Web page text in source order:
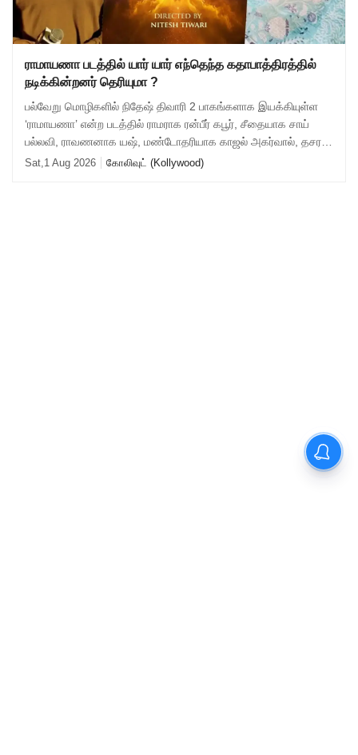
ராமாயணா படத்தில் யார் யார் எந்தெந்த கதாபாத்திரத்தில்
நடிக்கின்றனர் தெரியுமா ?
பல்வேறு மொழிகளில் நிதேஷ் திவாரி 2 பாகங்களாக இயக்கியுள்ள
‘ராமாயணா’ என்ற படத்தில் ராமராக ரன்பீர் கபூர், சீதையாக சாய்
பல்லவி, ராவணனாக யஷ், மண்டோதரியாக காஜல் அகர்வால், தசரத
சக்ரவர்த்தியாக அருண் கோவில், ல
Sat,1 Aug 2026 கோலிவுட் (Kollywood)